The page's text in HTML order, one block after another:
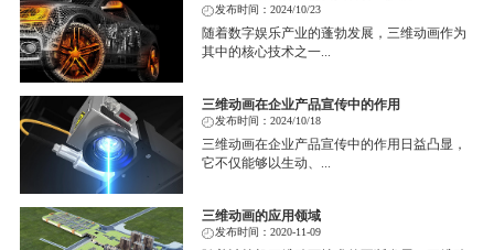
发布时间：2024/10/23
随着数字娱乐产业的蓬勃发展，三维动画作为
其中的核心技术之一...
三维动画在企业产品宣传中的作用
发布时间：2024/10/18
三维动画在企业产品宣传中的作用日益凸显，
它不仅能够以生动、...
三维动画的应用领域
发布时间：2020-11-09